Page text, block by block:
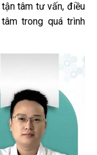
tâm tư vấn, điều
trong quá trình